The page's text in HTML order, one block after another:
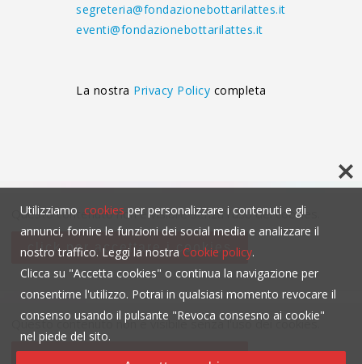
segreteria@fondazionebottarilattes.it
eventi@fondazionebottarilattes.it
La nostra Privacy Policy completa
Questo contenuto non è visibile senza l'uso dei cookies.
click per accettare i cookies
Questo contenuto non è visibile senza l'uso dei cookies.
Utilizziamo cookies per personalizzare i contenuti e gli
annunci, fornire le funzioni dei social media e analizzare il
nostro traffico. Leggi la nostra Cookie policy.
Clicca su "Accetta cookies" o continua la navigazione per
consentirne l'utilizzo. Potrai in qualsiasi momento revocare il
consenso usando il pulsante "Revoca consesno ai cookie"
nel piede del sito.